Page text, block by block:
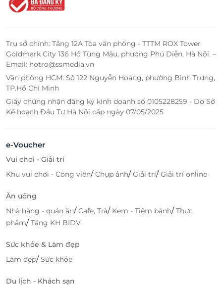
Trụ sở chính: Tầng 12A Tòa văn phòng - TTTM ROX Tower
Goldmark City 136 Hồ Tùng Mậu, phường Phú Diễn, Hà Nội. –
Email: hotro@ssmedia.vn
Văn phòng HCM: Số 122 Nguyễn Hoàng, phường Bình Trưng,
TP.Hồ Chí Minh
Giấy chứng nhận đăng ký kinh doanh số 0105228259 - Do Sở
Kế hoạch Đầu Tư Hà Nội cấp ngày 07/05/2025
e-Voucher
Vui chơi - Giải trí
Khu vui chơi - Công viên/Chụp ảnh/Giải trí/Giải trí online
Ăn uống
Nhà hàng - quán ăn/Cafe, Trà/ Kem - Tiệm bánh/Thực
phẩm/Tặng KH BIDV
Sức khỏe & Làm đẹp
Làm đẹp/Sức khỏe
Du lịch - Khách sạn